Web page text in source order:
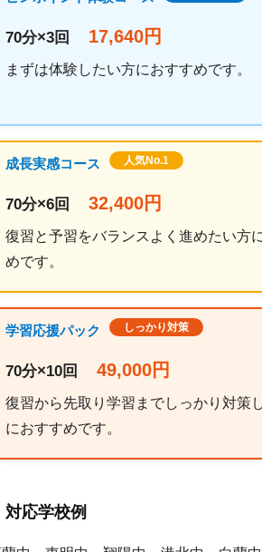
70分×3回 17,640円
まずは体験したい方におすすめです。
成長実感コース 人気No.1
70分×6回 32,400円
復習と予習をバランスよく進めたい方
めです。
学習応援パック しっかり対策
70分×10回 49,000円
復習から先取り学習までしっかり対策
におすすめです。
対応学校例